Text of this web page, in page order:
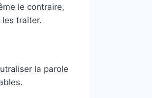
le contraire,
les traiter.
la parole